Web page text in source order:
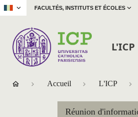
| FACULTÉS, INSTITUTS ET ÉCOLES
L'ICP
Accueil L'ICP
Réunion